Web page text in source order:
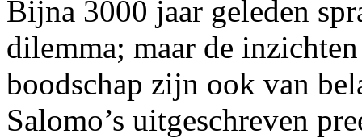
Bijna 3000 jaar geleden
dilemma; maar de
boodschap zijn ook van
Salomo’s uitgeschreven